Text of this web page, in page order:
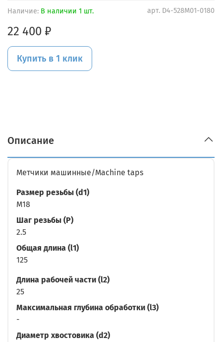
арт. D4-528M01-0180
Наличие: В наличии 1 шт.
22 400 ₽
Купить в 1 клик
Описание
Метчики машинные/Machine taps
Размер резьбы (d1)
M18
Шаг резьбы (P)
2.5
Общая длина (l1)
125
Длина рабочей части (l2)
25
Максимальная глубина обработки (l3)
-
Диаметр хвостовика (d2)